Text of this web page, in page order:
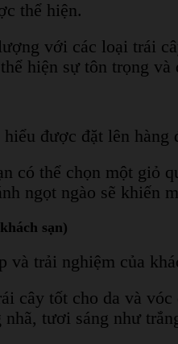
thể hiện.
với các loại trái
hiện sự tôn trọng
được đặt lên hàng
có thể chọn một giỏ
ngọt ngào sẽ khiến
sạn)
và trải nghiệm của
cây tốt cho da và
tươi sáng như